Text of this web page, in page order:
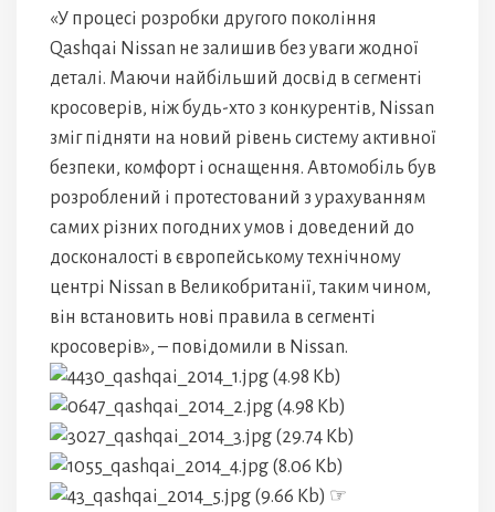
«У процесі розробки другого покоління
Qashqai Nissan не залишив без уваги жодної
деталі. Маючи найбільший досвід в сегменті
кросоверів, ніж будь-хто з конкурентів, Nissan
зміг підняти на новий рівень систему активної
безпеки, комфорт і оснащення. Автомобіль був
розроблений і протестований з урахуванням
самих різних погодних умов і доведений до
досконалості в європейському технічному
центрі Nissan в Великобританії, таким чином,
він встановить нові правила в сегменті
кросоверів», – повідомили в Nissan.
☞